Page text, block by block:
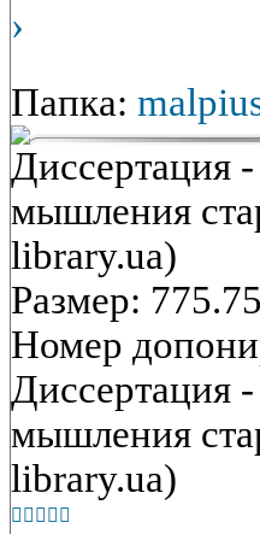
›
Папка:
Диссертация
мышления
library.ua)
Размер:
Номер
Диссертация
мышления
library.ua)
    